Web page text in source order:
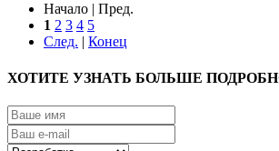
Начало | Пред.
1 2 3 4 5
След. | Конец
ХОТИТЕ УЗНАТЬ БОЛЬШЕ